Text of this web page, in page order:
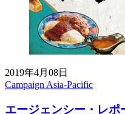
2019年4月08日
Campaign Asia-Pacific
エージェンシー・レポ